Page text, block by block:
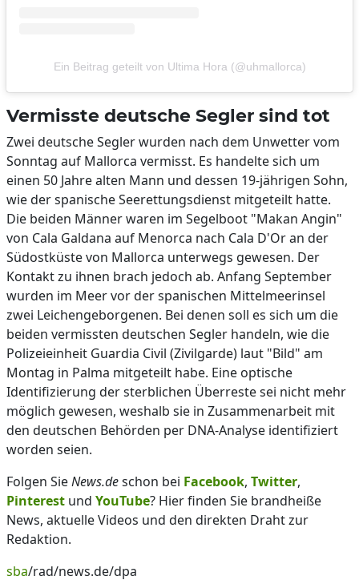
Ein Beitrag geteilt von Ultima Hora (@uhmallorca)
Vermisste deutsche Segler sind tot
Zwei deutsche Segler wurden nach dem Unwetter vom
Sonntag auf Mallorca vermisst. Es handelte sich um
einen 50 Jahre alten Mann und dessen 19-jährigen Sohn,
wie der spanische Seerettungsdienst mitgeteilt hatte.
Die beiden Männer waren im Segelboot "Makan Angin"
von Cala Galdana auf Menorca nach Cala D'Or an der
Südostküste von Mallorca unterwegs gewesen. Der
Kontakt zu ihnen brach jedoch ab. Anfang September
wurden im Meer vor der spanischen Mittelmeerinsel
zwei Leichengeborgenen. Bei denen soll es sich um die
beiden vermissten deutschen Segler handeln, wie die
Polizeieinheit Guardia Civil (Zivilgarde) laut "Bild" am
Montag in Palma mitgeteilt habe. Eine optische
Identifizierung der sterblichen Überreste sei nicht mehr
möglich gewesen, weshalb sie in Zusammenarbeit mit
den deutschen Behörden per DNA-Analyse identifiziert
worden seien.
Folgen SieNews.deschon bei Facebook, Twitter,
Pinterest und YouTube? Hier finden Sie brandheiße
News, aktuelle Videos und den direkten Draht zur
Redaktion.
sba/rad/news.de/dpa